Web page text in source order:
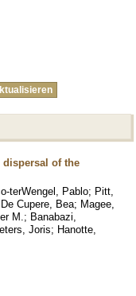
dispersal of the
terWengel, Pablo; Pitt,
De Cupere, Bea; Magee,
M. ; Banabazi,
Joris; Hanotte,